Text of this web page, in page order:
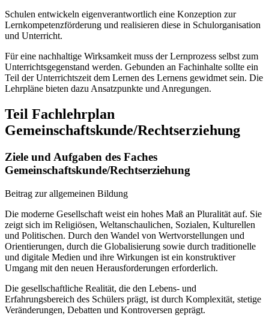
Schulen entwickeln eigenverantwortlich eine Konzeption zur
Lernkompetenzförderung und realisieren diese in Schulorganisation
und Unterricht.
Für eine nachhaltige Wirksamkeit muss der Lernprozess selbst zum
Unterrichtsgegenstand werden. Gebunden an Fachinhalte sollte ein
Teil der Unterrichtszeit dem Lernen des Lernens gewidmet sein. Die
Lehrpläne bieten dazu Ansatzpunkte und Anregungen.
Teil Fachlehrplan
Gemeinschaftskunde/Rechtserziehung
Ziele und Aufgaben des Faches
Gemeinschaftskunde/Rechtserziehung
Beitrag zur allgemeinen Bildung
Die moderne Gesellschaft weist ein hohes Maß an Pluralität auf. Sie
zeigt sich im Religiösen, Weltanschaulichen, Sozialen, Kulturellen
und Politischen. Durch den Wandel von Wertvorstellungen und
Orientierungen, durch die Globalisierung sowie durch traditionelle
und digitale Medien und ihre Wirkungen ist ein konstruktiver
Umgang mit den neuen Herausforderungen erforderlich.
Die gesellschaftliche Realität, die den Lebens- und
Erfahrungsbereich des Schülers prägt, ist durch Komplexität, stetige
Veränderungen, Debatten und Kontroversen geprägt.